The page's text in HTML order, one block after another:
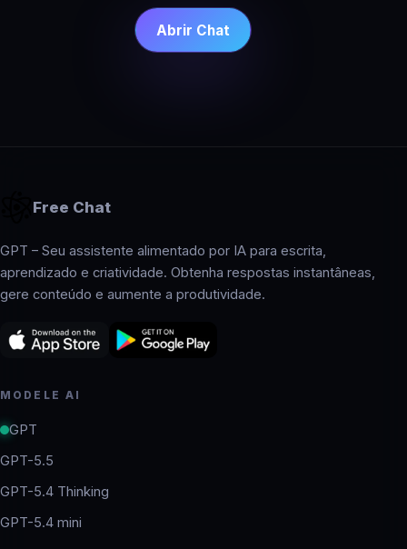
Abrir Chat
Free Chat
GPT – Seu assistente alimentado por IA para escrita,
aprendizado e criatividade. Obtenha respostas instantâneas,
gere conteúdo e aumente a produtividade.
MODELE AI
GPT
GPT-5.5
GPT-5.4 Thinking
GPT-5.4 mini